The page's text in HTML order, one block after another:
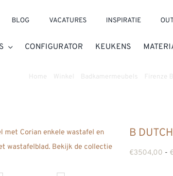
BLOG VACATURES INSPIRATIE
CONFIGURATOR KEUKENS
Home Winkel Badkamermeubels Firenze
B
€3504,00 -